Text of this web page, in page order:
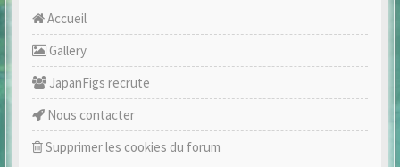
Accueil
Gallery
JapanFigs recrute
Nous contacter
Supprimer les cookies du forum